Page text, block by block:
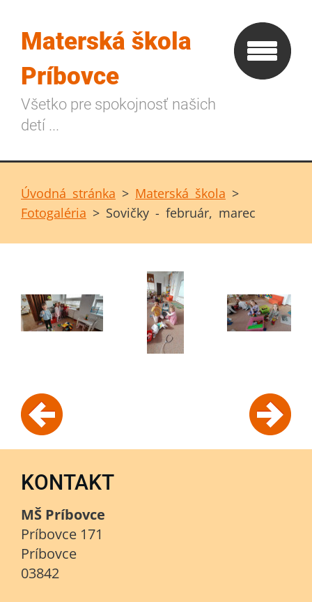
Materská škola
Príbovce
Všetko pre spokojnosť našich
detí ...
Úvodná stránka > Materská škola >
Fotogaléria > Sovičky - február, marec
KONTAKT
MŠ Príbovce
Príbovce 171
Príbovce
03842